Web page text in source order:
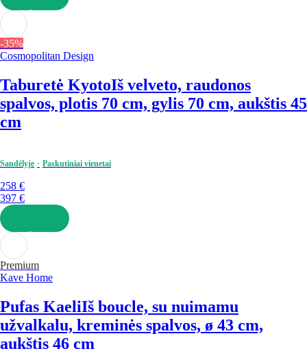
Į KREPŠELĮ
-35%
Cosmopolitan Design
Taburetė KyotoIš velveto, raudonos
spalvos, plotis 70 cm, gylis 70 cm, aukštis 45
cm
Sandėlyje Paskutiniai vienetai
258 €
397 €
Į KREPŠELĮ
Premium
Kave Home
Pufas KaeliIš boucle, su nuimamu
užvalkalu, kreminės spalvos, ø 43 cm,
aukštis 46 cm